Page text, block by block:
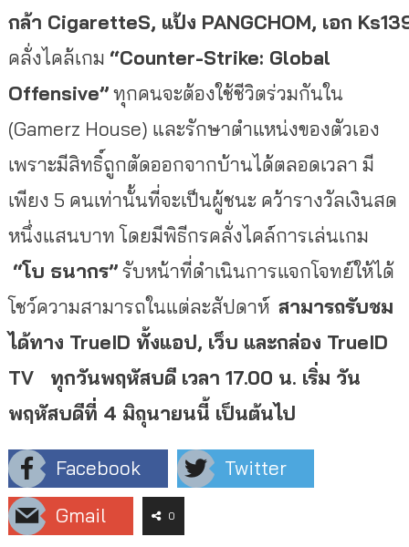
กล้า CigaretteS, แป้ง PANGCHOM, เอก
คลั่งไคล้เกม “Counter-Strike: Global
Offensive”ทุกคนจะต้องใช้ชีวิตร่วมกันใน
(Gamerz House) และรักษาตำแหน่งของตัวเอง
เพราะมีสิทธิ์ถูกตัดออกจากบ้านได้ตลอดเวลา มี
เพียง 5 คนเท่านั้นที่จะเป็นผู้ชนะ คว้ารางวัลเงินสด
หนึ่งแสนบาท โดยมีพิธีกรคลั่งไคล์การเล่นเกม
“โบ ธนากร”รับหน้าที่ดำเนินการแจกโจทย์ให้ได้
โชว์ความสามารถในแต่ละสัปดาห์ สามารถรับชม
ได้ทาง TrueID ทั้งแอป, เว็บ และกล่อง TrueID
TV
ทุกวันพฤหัสบดี เวลา 17.00 น. เริ่ม วัน
พฤหัสบดีที่ 4 มิถุนายนนี้ เป็นต้นไป
Facebook
Twitter
Gmail
0